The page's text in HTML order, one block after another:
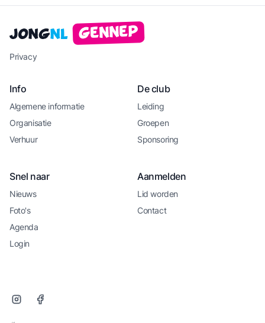
JongNL Gennep
Privacy
Info
Algemene informatie
Organisatie
Verhuur
De club
Leiding
Groepen
Sponsoring
Snel naar
Nieuws
Foto's
Agenda
Login
Aanmelden
Lid worden
Contact